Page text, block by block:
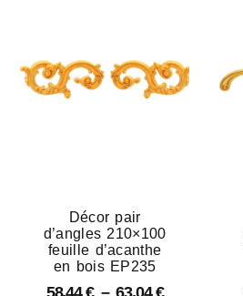
Décor pair
d’angles 210×100
feuille d’acanthe
en bois EP235
58,44€ – 63,04€